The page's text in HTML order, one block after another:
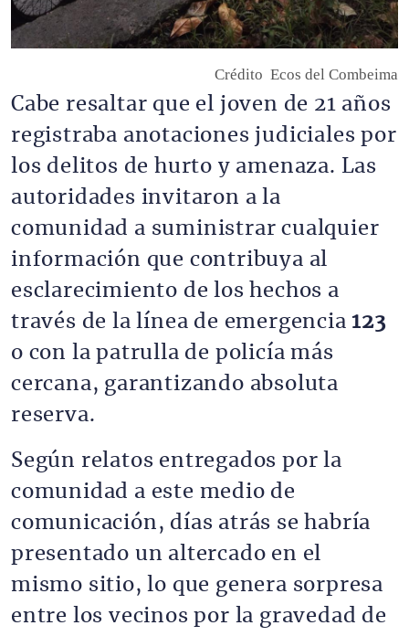
Crédito Ecos del Combeima
Cabe resaltar que el joven de 21 años
registraba anotaciones judiciales por
los delitos de hurto y amenaza. Las
autoridades invitaron a la
comunidad a suministrar cualquier
información que contribuya al
esclarecimiento de los hechos a
través de la línea de emergencia 123
o con la patrulla de policía más
cercana, garantizando absoluta
reserva.
Según relatos entregados por la
comunidad a este medio de
comunicación, días atrás se habría
presentado un altercado en el
mismo sitio, lo que genera sorpresa
entre los vecinos por la gravedad de